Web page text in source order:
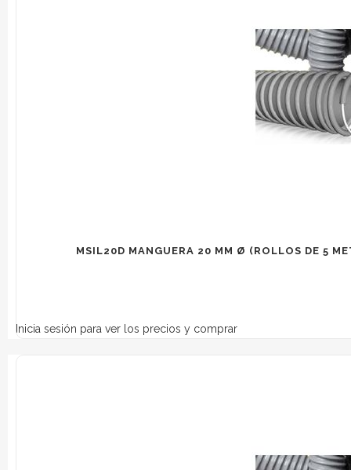
MSIL20D MANGUERA 20 MM Ø (ROLLOS DE 5
Inicia sesión para ver los precios y comprar